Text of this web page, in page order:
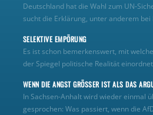
Deutschland hat die Wahl zum
sucht die Erklärung, unter anderem bei
SELEKTIVE EMPÖRUNG
Es ist schon bemerkenswert, mit
der Spiegel politische Realität
WENN DIE ANGST GRÖSSER IST ALS DAS
In Sachsen-Anhalt wird wieder einmal
gesprochen: Was passiert, wenn die